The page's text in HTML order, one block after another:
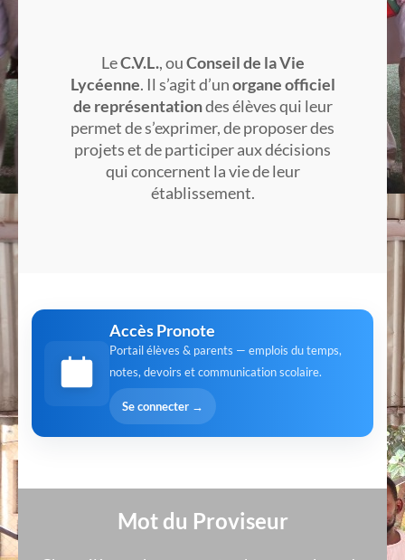
LeC.V.L., ouConseil de la Vie
Lycéenne. Il s’agit d’unorgane officiel
de représentationdes élèves qui leur
permet de s’exprimer, de proposer des
projets et de participer aux décisions
qui concernent la vie de leur
établissement.
Accès Pronote
Portail élèves & parents — emplois du temps,
notes, devoirs et communication scolaire.
Se connecter →
Mot du Proviseur